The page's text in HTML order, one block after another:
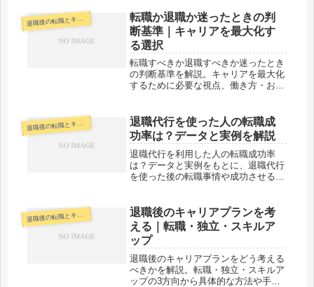
退
職後の転職とキャリア
転職か退職か迷ったときの判
断基準｜キャリアを最大化す
る選択
転職すべきか退職すべきか迷ったとき
の判断基準を解説。キャリアを最大化
するために必要な視点、働き方・お
退
職後の転職とキャリア
退職代行を使った人の転職成
功率は？データと実例を解説
退職代行を利用した人の転職成功率
は？データと実例をもとに、退職代行
を使った後の転職事情や成功させるた
退
職後の転職とキャリア
退職後のキャリアプランを考
える｜転職・独立・スキルア
ップ
退職後のキャリアプランをどう考える
べきかを解説。転職・独立・スキルア
ップの3方向から具体的な方法や手